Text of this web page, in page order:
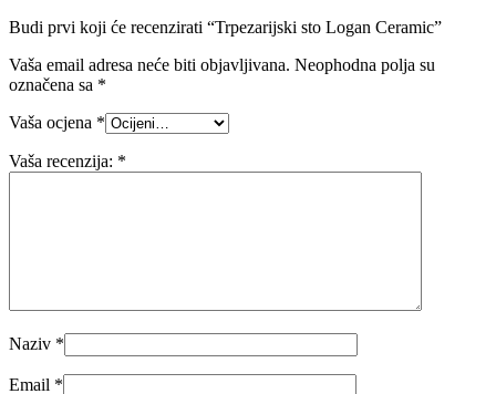
Budi prvi koji će recenzirati “Trpezarijski sto Logan Ceramic”
Vaša email adresa neće biti objavljivana. Neophodna polja su
označena sa *
Vaša ocjena *
Vaša recenzija: *
Naziv *
Email *